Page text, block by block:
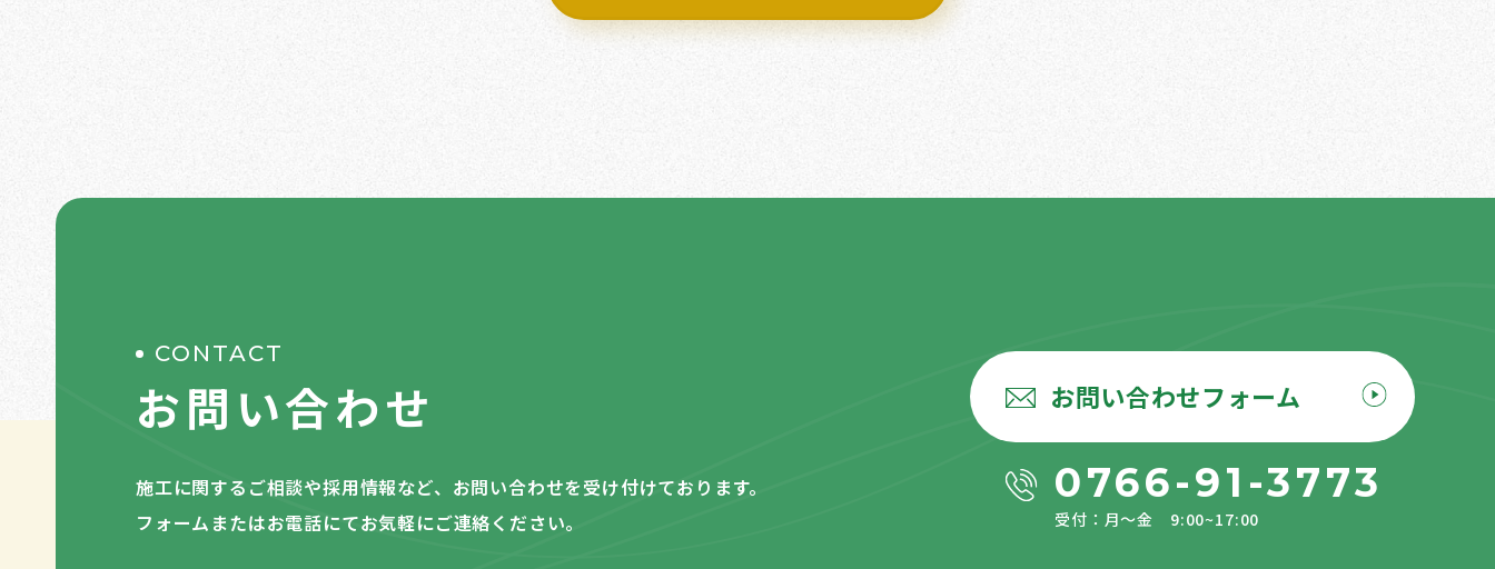
CONTACT
お問い合わせ
施工に関するご相談や採用情報など、お問い合わせを受け付けております。
フォームまたはお電話にてお気軽にご連絡ください。
お問い合わせフォーム
0766-91-3773
受付：月〜金 9:00~17:00